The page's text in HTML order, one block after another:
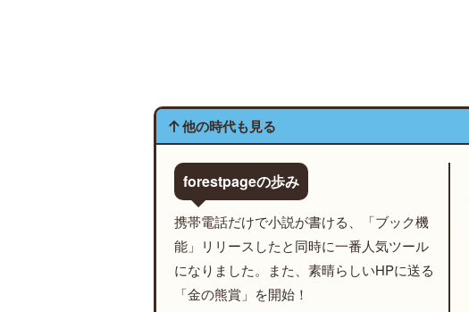
他の時代も見る
forestpageの歩み
携帯電話だけで小説が書ける、「ブック機
能」リリースしたと同時に一番人気ツール
になりました。また、素晴らしいHPに送る
「金の熊賞」を開始！